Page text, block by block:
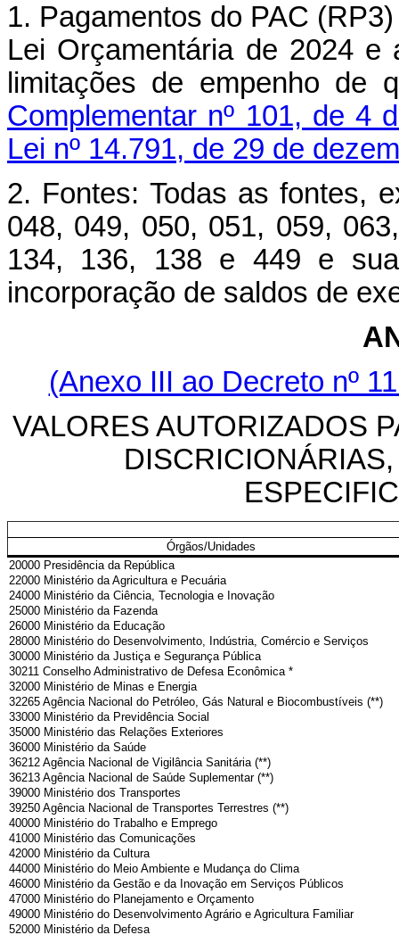
1. Pagamentos do PAC
Lei Orçamentária de 2024
limitações de empenho de
Complementar nº 101, de 4
Lei nº 14.791, de 29 de
2. Fontes: Todas as fontes,
048, 049, 050, 051, 059,
134, 136, 138 e 449 e
incorporação de saldos de
(Anexo III ao Decreto nº
VALORES AUTORIZADOS
Órgãos/Unidades
20000 Presidência da República
22000 Ministério da Agricultura e Pecuária
24000 Ministério da Ciência, Tecnologia e Inovação
25000 Ministério da Fazenda
26000 Ministério da Educação
28000 Ministério do Desenvolvimento, Indústria, Comércio e Serviços
30000 Ministério da Justiça e Segurança Pública
30211 Conselho Administrativo de Defesa Econômica *
32000 Ministério de Minas e Energia
32265 Agência Nacional do Petróleo, Gás Natural e Biocombustíveis (**)
33000 Ministério da Previdência Social
35000 Ministério das Relações Exteriores
36000 Ministério da Saúde
36212 Agência Nacional de Vigilância Sanitária (**)
36213 Agência Nacional de Saúde Suplementar (**)
39000 Ministério dos Transportes
39250 Agência Nacional de Transportes Terrestres (**)
40000 Ministério do Trabalho e Emprego
41000 Ministério das Comunicações
42000 Ministério da Cultura
44000 Ministério do Meio Ambiente e Mudança do Clima
46000 Ministério da Gestão e da Inovação em Serviços Públicos
47000 Ministério do Planejamento e Orçamento
49000 Ministério do Desenvolvimento Agrário e Agricultura Familiar
52000 Ministério da Defesa